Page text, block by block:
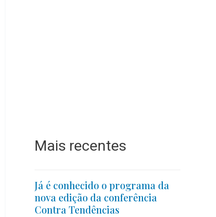
Mais recentes
Já é conhecido o programa da
nova edição da conferência
Contra Tendências